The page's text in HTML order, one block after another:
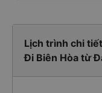
Lịch trình chi
Đi Biên Hòa từ